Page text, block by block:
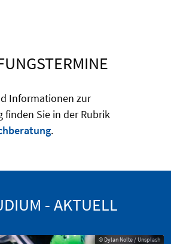
Informationen zur
Sie in der Rubrik
.
- AKTUELL
© Dylan Nolte / Unsplash